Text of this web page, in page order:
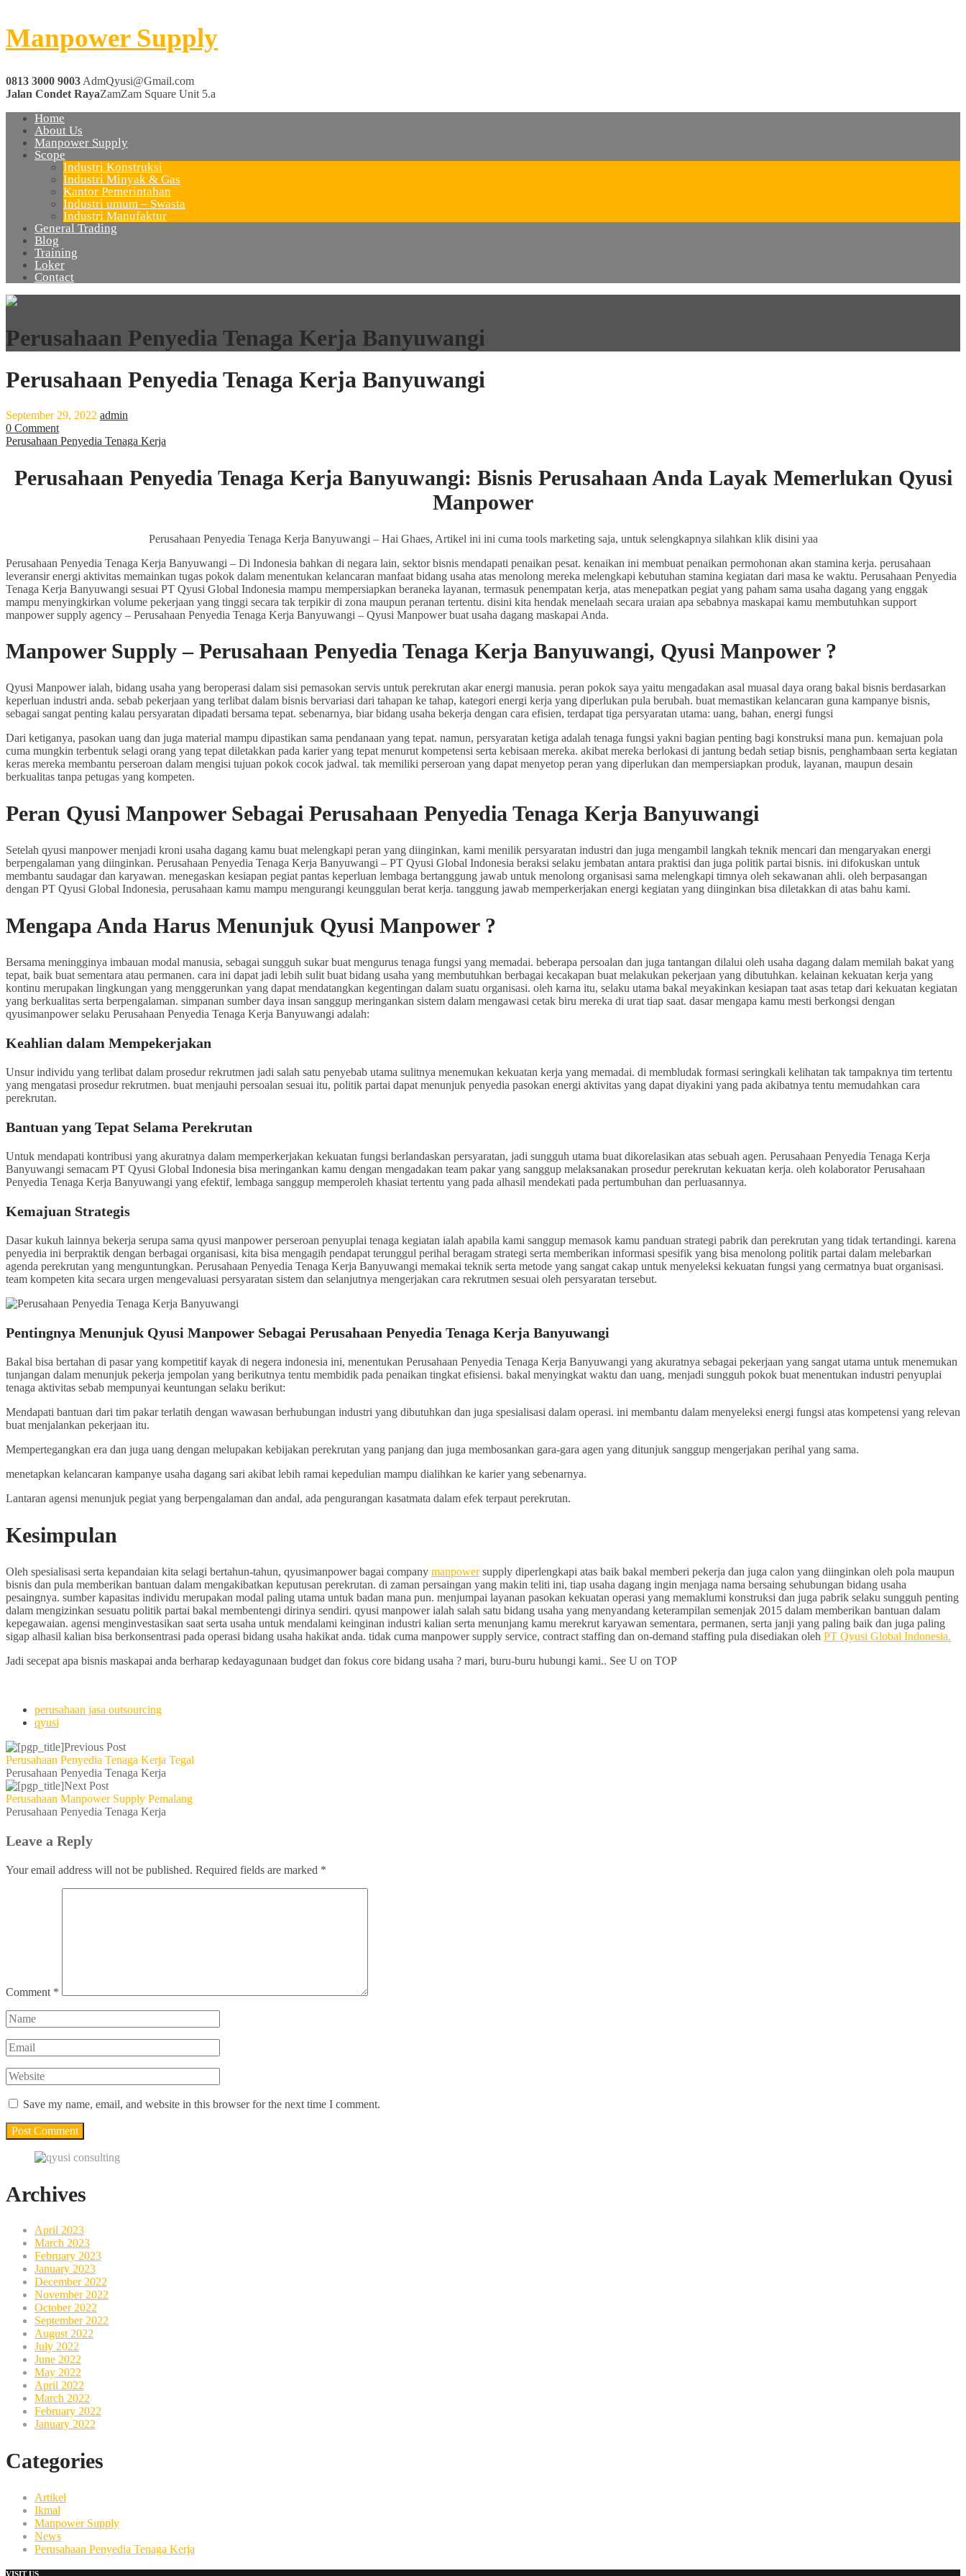
Manpower Supply
0813 3000 9003AdmQyusi@Gmail.com
Jalan Condet RayaZamZam Square Unit 5.a
Home
About Us
Manpower Supply
Scope
Industri Konstruksi
Industri Minyak & Gas
Kantor Pemerintahan
Industri umum – Swasta
Industri Manufaktur
General Trading
Blog
Training
Loker
Contact
Perusahaan Penyedia Tenaga Kerja Banyuwangi
Perusahaan Penyedia Tenaga Kerja Banyuwangi
September 29, 2022 admin
0 Comment
Perusahaan Penyedia Tenaga Kerja
Perusahaan Penyedia Tenaga Kerja Banyuwangi: Bisnis Perusahaan Anda Layak Memerlukan Qyusi
Manpower
Perusahaan Penyedia Tenaga Kerja Banyuwangi – Hai Ghaes, Artikel ini ini cuma tools marketing saja, untuk selengkapnya silahkan klik disini yaa
Perusahaan Penyedia Tenaga Kerja Banyuwangi – Di Indonesia bahkan di negara lain, sektor bisnis mendapati penaikan pesat. kenaikan ini membuat penaikan permohonan akan stamina kerja. perusahaan
leveransir energi aktivitas memainkan tugas pokok dalam menentukan kelancaran manfaat bidang usaha atas menolong mereka melengkapi kebutuhan stamina kegiatan dari masa ke waktu. Perusahaan Penyedia
Tenaga Kerja Banyuwangi sesuai PT Qyusi Global Indonesia mampu mempersiapkan beraneka layanan, termasuk penempatan kerja, atas menepatkan pegiat yang paham sama usaha dagang yang enggak
mampu menyingkirkan volume pekerjaan yang tinggi secara tak terpikir di zona maupun peranan tertentu. disini kita hendak menelaah secara uraian apa sebabnya maskapai kamu membutuhkan support
manpower supply agency – Perusahaan Penyedia Tenaga Kerja Banyuwangi – Qyusi Manpower buat usaha dagang maskapai Anda.
Manpower Supply – Perusahaan Penyedia Tenaga Kerja Banyuwangi, Qyusi Manpower ?
Qyusi Manpower ialah, bidang usaha yang beroperasi dalam sisi pemasokan servis untuk perekrutan akar energi manusia. peran pokok saya yaitu mengadakan asal muasal daya orang bakal bisnis berdasarkan
keperluan industri anda. sebab pekerjaan yang terlibat dalam bisnis bervariasi dari tahapan ke tahap, kategori energi kerja yang diperlukan pula berubah. buat memastikan kelancaran guna kampanye bisnis,
sebagai sangat penting kalau persyaratan dipadati bersama tepat. sebenarnya, biar bidang usaha bekerja dengan cara efisien, terdapat tiga persyaratan utama: uang, bahan, energi fungsi
Dari ketiganya, pasokan uang dan juga material mampu dipastikan sama pendanaan yang tepat. namun, persyaratan ketiga adalah tenaga fungsi yakni bagian penting bagi konstruksi mana pun. kemajuan pola
cuma mungkin terbentuk selagi orang yang tepat diletakkan pada karier yang tepat menurut kompetensi serta kebisaan mereka. akibat mereka berlokasi di jantung bedah setiap bisnis, penghambaan serta kegiatan
keras mereka membantu perseroan dalam mengisi tujuan pokok cocok jadwal. tak memiliki perseroan yang dapat menyetop peran yang diperlukan dan mempersiapkan produk, layanan, maupun desain
berkualitas tanpa petugas yang kompeten.
Peran Qyusi Manpower Sebagai Perusahaan Penyedia Tenaga Kerja Banyuwangi
Setelah qyusi manpower menjadi kroni usaha dagang kamu buat melengkapi peran yang diinginkan, kami menilik persyaratan industri dan juga mengambil langkah teknik mencari dan mengaryakan energi
berpengalaman yang diinginkan. Perusahaan Penyedia Tenaga Kerja Banyuwangi – PT Qyusi Global Indonesia beraksi selaku jembatan antara praktisi dan juga politik partai bisnis. ini difokuskan untuk
membantu saudagar dan karyawan. menegaskan kesiapan pegiat pantas keperluan lembaga bertanggung jawab untuk menolong organisasi sama melengkapi timnya oleh sekawanan ahli. oleh berpasangan
dengan PT Qyusi Global Indonesia, perusahaan kamu mampu mengurangi keunggulan berat kerja. tanggung jawab memperkerjakan energi kegiatan yang diinginkan bisa diletakkan di atas bahu kami.
Mengapa Anda Harus Menunjuk Qyusi Manpower ?
Bersama meningginya imbauan modal manusia, sebagai sungguh sukar buat mengurus tenaga fungsi yang memadai. beberapa persoalan dan juga tantangan dilalui oleh usaha dagang dalam memilah bakat yang
tepat, baik buat sementara atau permanen. cara ini dapat jadi lebih sulit buat bidang usaha yang membutuhkan berbagai kecakapan buat melakukan pekerjaan yang dibutuhkan. kelainan kekuatan kerja yang
kontinu merupakan lingkungan yang menggerunkan yang dapat mendatangkan kegentingan dalam suatu organisasi. oleh karna itu, selaku utama bakal meyakinkan kesiapan taat asas tetap dari kekuatan kegiatan
yang berkualitas serta berpengalaman. simpanan sumber daya insan sanggup meringankan sistem dalam mengawasi cetak biru mereka di urat tiap saat. dasar mengapa kamu mesti berkongsi dengan
qyusimanpower selaku Perusahaan Penyedia Tenaga Kerja Banyuwangi adalah:
Keahlian dalam Mempekerjakan
Unsur individu yang terlibat dalam prosedur rekrutmen jadi salah satu penyebab utama sulitnya menemukan kekuatan kerja yang memadai. di membludak formasi seringkali kelihatan tak tampaknya tim tertentu
yang mengatasi prosedur rekrutmen. buat menjauhi persoalan sesuai itu, politik partai dapat menunjuk penyedia pasokan energi aktivitas yang dapat diyakini yang pada akibatnya tentu memudahkan cara
perekrutan.
Bantuan yang Tepat Selama Perekrutan
Untuk mendapati kontribusi yang akuratnya dalam memperkerjakan kekuatan fungsi berlandaskan persyaratan, jadi sungguh utama buat dikorelasikan atas sebuah agen. Perusahaan Penyedia Tenaga Kerja
Banyuwangi semacam PT Qyusi Global Indonesia bisa meringankan kamu dengan mengadakan team pakar yang sanggup melaksanakan prosedur perekrutan kekuatan kerja. oleh kolaborator Perusahaan
Penyedia Tenaga Kerja Banyuwangi yang efektif, lembaga sanggup memperoleh khasiat tertentu yang pada alhasil mendekati pada pertumbuhan dan perluasannya.
Kemajuan Strategis
Dasar kukuh lainnya bekerja serupa sama qyusi manpower perseroan penyuplai tenaga kegiatan ialah apabila kami sanggup memasok kamu panduan strategi pabrik dan perekrutan yang tidak tertandingi. karena
penyedia ini berpraktik dengan berbagai organisasi, kita bisa mengagih pendapat terunggul perihal beragam strategi serta memberikan informasi spesifik yang bisa menolong politik partai dalam melebarkan
agenda perekrutan yang menguntungkan. Perusahaan Penyedia Tenaga Kerja Banyuwangi memakai teknik serta metode yang sangat cakap untuk menyeleksi kekuatan fungsi yang cermatnya buat organisasi.
team kompeten kita secara urgen mengevaluasi persyaratan sistem dan selanjutnya mengerjakan cara rekrutmen sesuai oleh persyaratan tersebut.
Pentingnya Menunjuk Qyusi Manpower Sebagai Perusahaan Penyedia Tenaga Kerja Banyuwangi
Bakal bisa bertahan di pasar yang kompetitif kayak di negera indonesia ini, menentukan Perusahaan Penyedia Tenaga Kerja Banyuwangi yang akuratnya sebagai pekerjaan yang sangat utama untuk menemukan
tunjangan dalam menunjuk pekerja jempolan yang berikutnya tentu membidik pada penaikan tingkat efisiensi. bakal menyingkat waktu dan uang, menjadi sungguh pokok buat menentukan industri penyuplai
tenaga aktivitas sebab mempunyai keuntungan selaku berikut:
Mendapati bantuan dari tim pakar terlatih dengan wawasan berhubungan industri yang dibutuhkan dan juga spesialisasi dalam operasi. ini membantu dalam menyeleksi energi fungsi atas kompetensi yang relevan
buat menjalankan pekerjaan itu.
Mempertegangkan era dan juga uang dengan melupakan kebijakan perekrutan yang panjang dan juga membosankan gara-gara agen yang ditunjuk sanggup mengerjakan perihal yang sama.
menetapkan kelancaran kampanye usaha dagang sari akibat lebih ramai kepedulian mampu dialihkan ke karier yang sebenarnya.
Lantaran agensi menunjuk pegiat yang berpengalaman dan andal, ada pengurangan kasatmata dalam efek terpaut perekrutan.
Kesimpulan
Oleh spesialisasi serta kepandaian kita selagi bertahun-tahun, qyusimanpower bagai company manpowersupply diperlengkapi atas baik bakal memberi pekerja dan juga calon yang diinginkan oleh pola maupun
bisnis dan pula memberikan bantuan dalam mengakibatkan keputusan perekrutan. di zaman persaingan yang makin teliti ini, tiap usaha dagang ingin menjaga nama bersaing sehubungan bidang usaha
pesaingnya. sumber kapasitas individu merupakan modal paling utama untuk badan mana pun. menjumpai layanan pasokan kekuatan operasi yang memaklumi konstruksi dan juga pabrik selaku sungguh penting
dalam mengizinkan sesuatu politik partai bakal membentengi dirinya sendiri. qyusi manpower ialah salah satu bidang usaha yang menyandang keterampilan semenjak 2015 dalam memberikan bantuan dalam
kepegawaian. agensi menginvestasikan saat serta usaha untuk mendalami keinginan industri kalian serta menunjang kamu merekrut karyawan sementara, permanen, serta janji yang paling baik dan juga paling
sigap alhasil kalian bisa berkonsentrasi pada operasi bidang usaha hakikat anda. tidak cuma manpower supply service, contract staffing dan on-demand staffing pula disediakan oleh PT Qyusi Global Indonesia.
Jadi secepat apa bisnis maskapai anda berharap kedayagunaan budget dan fokus core bidang usaha ? mari, buru-buru hubungi kami.. See U on TOP
perusahaan jasa outsourcing
qyusi
Previous Post
Perusahaan Penyedia Tenaga Kerja Tegal
Perusahaan Penyedia Tenaga Kerja
Next Post
Perusahaan Manpower Supply Pemalang
Perusahaan Penyedia Tenaga Kerja
Leave a Reply
Your email address will not be published. Required fields are marked *
Comment *
Save my name, email, and website in this browser for the next time I comment.
Archives
April 2023
March 2023
February 2023
January 2023
December 2022
November 2022
October 2022
September 2022
August 2022
July 2022
June 2022
May 2022
April 2022
March 2022
February 2022
January 2022
Categories
Artikel
Ikmal
Manpower Supply
News
Perusahaan Penyedia Tenaga Kerja
VISIT US